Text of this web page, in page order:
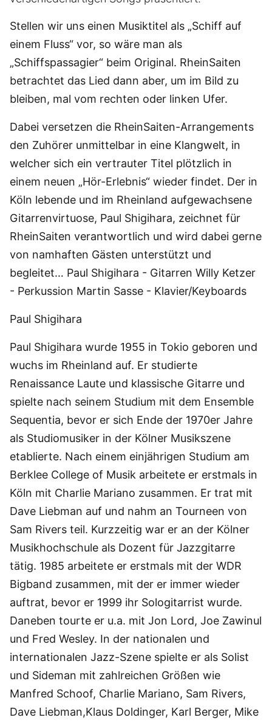
Stellen wir uns einen Musiktitel als „Schiff auf
einem Fluss“ vor, so wäre man als
„Schiffspassagier“ beim Original. RheinSaiten
betrachtet das Lied dann aber, um im Bild zu
bleiben, mal vom rechten oder linken Ufer.
Dabei versetzen die RheinSaiten-Arrangements
den Zuhörer unmittelbar in eine Klangwelt, in
welcher sich ein vertrauter Titel plötzlich in
einem neuen „Hör-Erlebnis“ wieder findet. Der in
Köln lebende und im Rheinland aufgewachsene
Gitarrenvirtuose, Paul Shigihara, zeichnet für
RheinSaiten verantwortlich und wird dabei gerne
von namhaften Gästen unterstützt und
begleitet… Paul Shigihara - Gitarren Willy Ketzer
- Perkussion Martin Sasse - Klavier/Keyboards
Paul Shigihara
Paul Shigihara wurde 1955 in Tokio geboren und
wuchs im Rheinland auf. Er studierte
Renaissance Laute und klassische Gitarre und
spielte nach seinem Studium mit dem Ensemble
Sequentia, bevor er sich Ende der 1970er Jahre
als Studiomusiker in der Kölner Musikszene
etablierte. Nach einem einjährigen Studium am
Berklee College of Musik arbeitete er erstmals in
Köln mit Charlie Mariano zusammen. Er trat mit
Dave Liebman auf und nahm an Tourneen von
Sam Rivers teil. Kurzzeitig war er an der Kölner
Musikhochschule als Dozent für Jazzgitarre
tätig. 1985 arbeitete er erstmals mit der WDR
Bigband zusammen, mit der er immer wieder
auftrat, bevor er 1999 ihr Sologitarrist wurde.
Daneben tourte er u.a. mit Jon Lord, Joe Zawinul
und Fred Wesley. In der nationalen und
internationalen Jazz-Szene spielte er als Solist
und Sideman mit zahlreichen Größen wie
Manfred Schoof, Charlie Mariano, Sam Rivers,
Dave Liebman,Klaus Doldinger, Karl Berger, Mike